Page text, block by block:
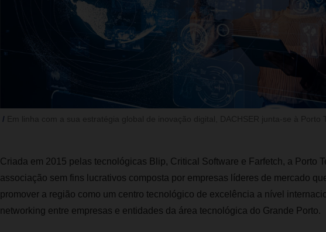
Criada em 2015 pelas tecnológicas Blip, Critical Software e Farfetch, a Porto
associação sem fins lucrativos composta por empresas líderes de mercado
promover a região como um centro tecnológico de excelência a nível
networking entre empresas e entidades da área tecnológica do Grande Porto.